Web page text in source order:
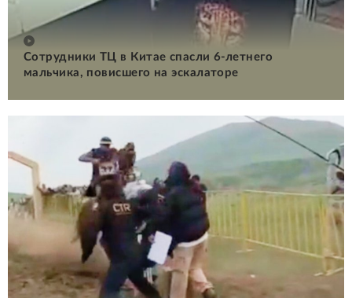
Сотрудники ТЦ в Китае спасли 6-летнего
мальчика, повисшего на эскалаторе